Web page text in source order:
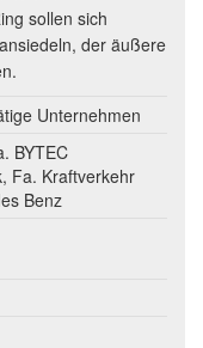
sollen sich
der äußere
Unternehmen
BYTEC
Fa. Kraftverkehr
Benz